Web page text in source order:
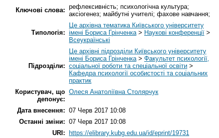
Ключові слова: рефлексивність; психологічна культура;
аксіогенез; майбутні учителі; фахове навчання;
Типологія:
Це архівна тематика Київського університету
імені Бориса Грінченка> Наукові конференції >
Всеукраїнські
Підрозділи:
Це архівні підрозділи Київського університету
імені Бориса Грінченка> Факультет психології,
соціальної роботи та спеціальної освіти >
Кафедра психології особистості та соціальних
практик
Користувач, що
депонує:
Олеся Анатоліївна Столярчук
Дата внесення: 07 Черв 2017 10:08
Останні зміни: 07 Черв 2017 10:08
URI:
https://elibrary.kubg.edu.ua/id/eprint/19731